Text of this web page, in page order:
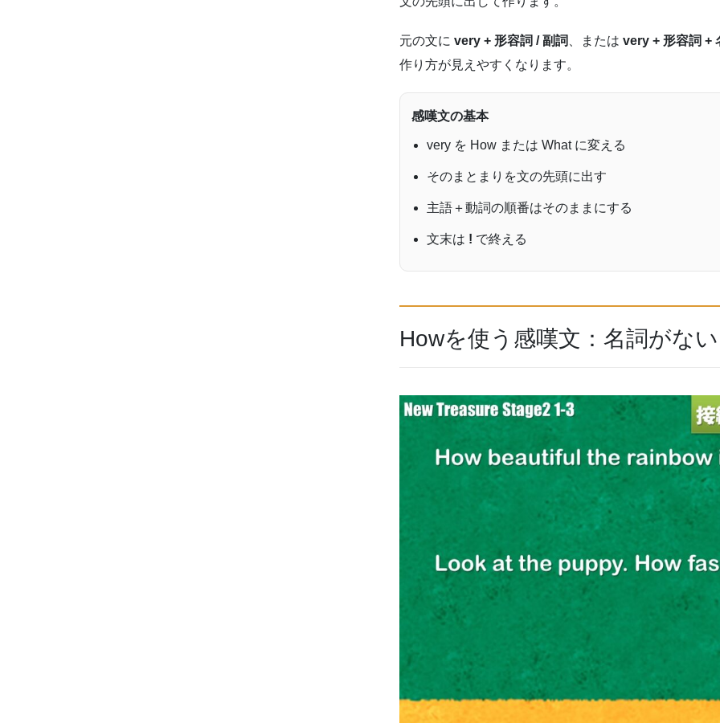
元の文に very + 形容詞 / 副詞 、または very + 形容詞 +
作り方が見えやすくなります。
感嘆文の基本
very を How または What に変える
そのまとまりを文の先頭に出す
主語＋動詞の順番はそのままにする
文末は ! で終える
Howを使う感嘆文：名詞がな